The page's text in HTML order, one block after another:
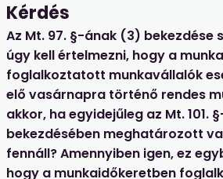
Kérdés
Az Mt. 97. §-ának (3) bekezdése
úgy kell értelmezni, hogy a
foglalkoztatott munkavállalók
elő vasárnapra történő rendes
akkor, ha egyidejűleg az Mt. 101.
bekezdésében meghatározott
fennáll? Amennyiben igen, ez
hogy a munkaidőkeretben